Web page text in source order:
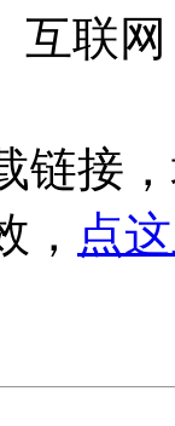
互联
接，
， 点